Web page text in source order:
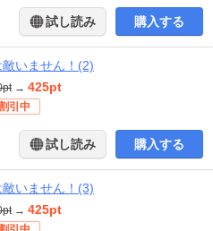
試し読み 購入する
いません！(2)
→ 425pt
引中
試し読み 購入する
いません！(3)
→ 425pt